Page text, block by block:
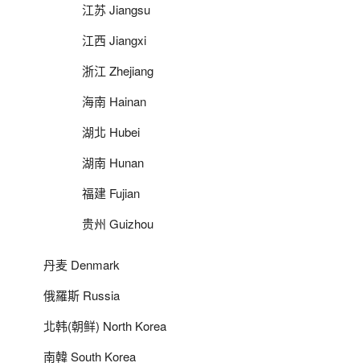
江苏 Jiangsu
江西 Jiangxi
浙江 Zhejiang
海南 Hainan
湖北 Hubei
湖南 Hunan
福建 Fujian
贵州 Guizhou
丹麦 Denmark
俄羅斯 Russia
北韩(朝鲜) North Korea
南韓 South Korea